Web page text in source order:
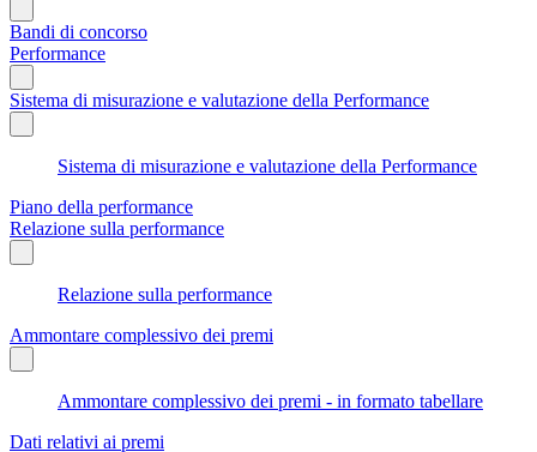
Bandi di concorso
Performance
Sistema di misurazione e valutazione della Performance
Sistema di misurazione e valutazione della Performance
Piano della performance
Relazione sulla performance
Relazione sulla performance
Ammontare complessivo dei premi
Ammontare complessivo dei premi - in formato tabellare
Dati relativi ai premi